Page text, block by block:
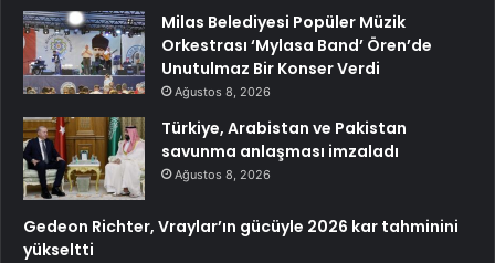
Milas Belediyesi Popüler Müzik
Orkestrası ‘Mylasa Band’ Ören’de
Unutulmaz Bir Konser Verdi
Ağustos 8, 2026
Türkiye, Arabistan ve Pakistan
savunma anlaşması imzaladı
Ağustos 8, 2026
Gedeon Richter, Vraylar’ın gücüyle 2026 kar tahminini
yükseltti